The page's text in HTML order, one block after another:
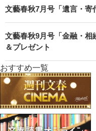
文藝春秋7月号「遺言・寄
文藝春秋9月号「金融・相
＆プレゼント
おすすめ一覧